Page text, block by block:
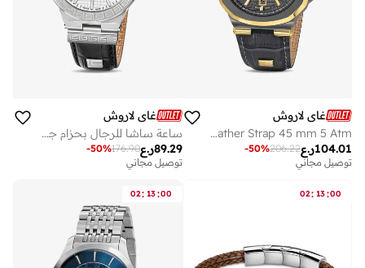
غاي لاروش
Charlie Watch for Men with Grey Genuine Leather Strap 45 mm 5 Atm
ر.ع104.01
206.22
-50%
توصيل مجاني
غاي لاروش
ساعة ساشا للرجال بحزام جلد طبيعي أسود ٤٢ مم ٥ ضغط جوي
ر.ع89.29
176.90
-50%
توصيل مجاني
02: 13:00
02: 13:00